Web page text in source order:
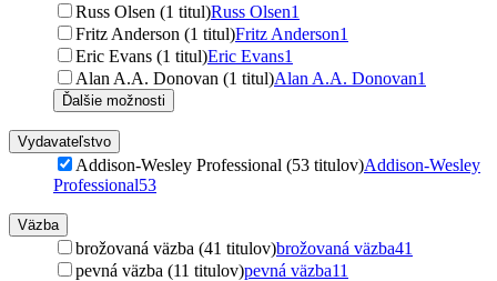
Russ Olsen (1 titul)Russ Olsen1
Fritz Anderson (1 titul)Fritz Anderson1
Eric Evans (1 titul)Eric Evans1
Alan A.A. Donovan (1 titul)Alan A.A. Donovan1
Ďalšie možnosti
Vydavateľstvo
Addison-Wesley Professional (53 titulov)Addison-Wesley
Professional53
Väzba
brožovaná väzba (41 titulov)brožovaná väzba41
pevná väzba (11 titulov)pevná väzba11